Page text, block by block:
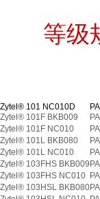
等
聚
Zytel® 101 NC010D
Zytel® 101F BKB009
Zytel® 101F NC010
Zytel® 101L BKB080
Zytel® 101L NC010
Zytel® 103FHS BKB009
Zytel® 103FHS NC010
Zytel® 103HSL BKB080